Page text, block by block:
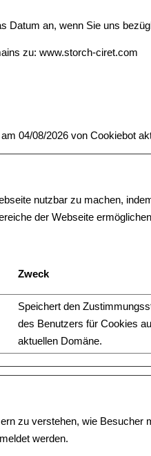
Datum an, wenn Sie uns
zu: www.storch-ciret.com
04/08/2026 von Cookiebot
nutzbar zu machen,
der Webseite
Zweck
Speichert den
des Benutzers für Cookies
aktuellen Domäne.
zu verstehen, wie Besucher
werden.